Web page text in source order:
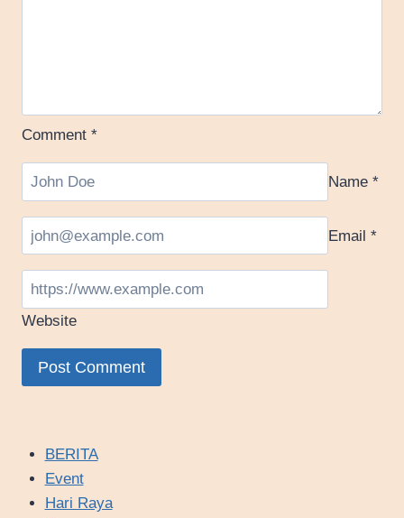
Comment *
Name *
Email *
Website
BERITA
Event
Hari Raya